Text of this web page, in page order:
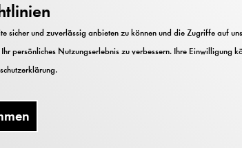
sicher und zuverlässig anbieten zu können und die Zugriffe auf
persönliches Nutzungserlebnis zu verbessern. Ihre Einwilligung
.